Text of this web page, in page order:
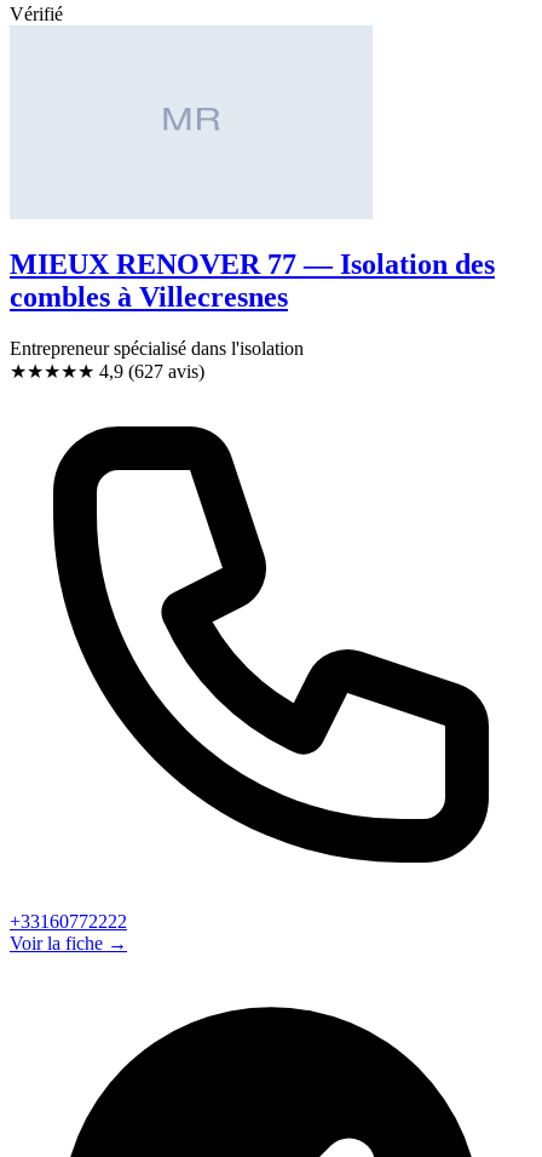
Vérifié
MIEUX RENOVER 77 — Isolation des
combles à Villecresnes
Entrepreneur spécialisé dans l'isolation
★★★★★ 4,9 (627 avis)
+33160772222
Voir la fiche →